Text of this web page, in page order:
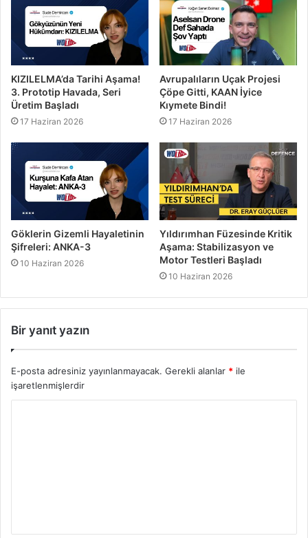
KIZILELMA’da Tarihi Aşama!
3. Prototip Havada, Seri
Üretim Başladı
17 Haziran 2026
Avrupalıların Uçak Projesi
Çöpe Gitti, KAAN İyice
Kıymete Bindi!
17 Haziran 2026
Göklerin Gizemli Hayaletinin
Şifreleri: ANKA-3
10 Haziran 2026
Yıldırımhan Füzesinde Kritik
Aşama: Stabilizasyon ve
Motor Testleri Başladı
10 Haziran 2026
Bir yanıt yazın
E-posta adresiniz yayınlanmayacak. Gerekli alanlar * ile
işaretlenmişlerdir